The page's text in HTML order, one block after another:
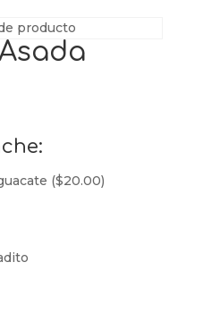
($20.00)